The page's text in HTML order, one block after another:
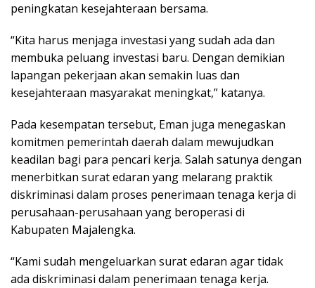
peningkatan kesejahteraan bersama.
“Kita harus menjaga investasi yang sudah ada dan
membuka peluang investasi baru. Dengan demikian
lapangan pekerjaan akan semakin luas dan
kesejahteraan masyarakat meningkat,” katanya.
Pada kesempatan tersebut, Eman juga menegaskan
komitmen pemerintah daerah dalam mewujudkan
keadilan bagi para pencari kerja. Salah satunya dengan
menerbitkan surat edaran yang melarang praktik
diskriminasi dalam proses penerimaan tenaga kerja di
perusahaan-perusahaan yang beroperasi di
Kabupaten Majalengka.
“Kami sudah mengeluarkan surat edaran agar tidak
ada diskriminasi dalam penerimaan tenaga kerja.